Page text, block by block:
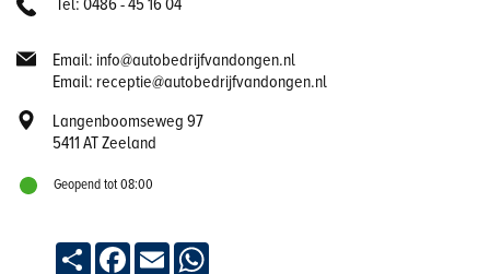
Tel: 0486 - 45 16 04
Email: info@autobedrijfvandongen.nl
Email: receptie@autobedrijfvandongen.nl
Langenboomseweg 97
5411 AT Zeeland
Geopend tot 08:00
Deel Facebook
Email